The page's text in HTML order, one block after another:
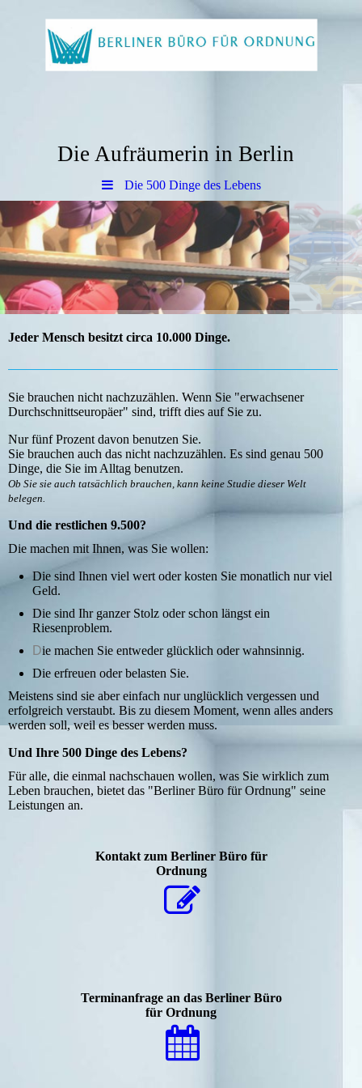
Die Aufräumerin in Berlin
Die 500 Dinge des Lebens
Jeder Mensch besitzt circa 10.000 Dinge.
Sie brauchen nicht nachzuzählen. Wenn Sie "erwachsener
Durchschnittseuropäer" sind, trifft dies auf Sie zu.
Nur fünf Prozent davon benutzen Sie.
Sie brauchen auch das nicht nachzuzählen. Es sind genau 500
Dinge, die Sie im Alltag benutzen.
Ob Sie sie auch tatsächlich brauchen, kann keine Studie dieser Welt
belegen.
Und die restlichen 9.500?
Die machen mit Ihnen, was Sie wollen:
Die sind Ihnen viel wert oder kosten Sie monatlich nur viel
Geld.
Die sind Ihr ganzer Stolz oder schon längst ein
Riesenproblem.
Die machen Sie entweder glücklich oder wahnsinnig.
Die erfreuen oder belasten Sie.
Meistens sind sie aber einfach nur unglücklich vergessen und
erfolgreich verstaubt. Bis zu diesem Moment, wenn alles anders
werden soll, weil es besser werden muss.
Und Ihre 500 Dinge des Lebens?
Für alle, die einmal nachschauen wollen, was Sie wirklich zum
Leben brauchen, bietet das "Berliner Büro für Ordnung" seine
Leistungen an.
Kontakt zum Berliner Büro für
Ordnung
Terminanfrage an das Berliner Büro
für Ordnung